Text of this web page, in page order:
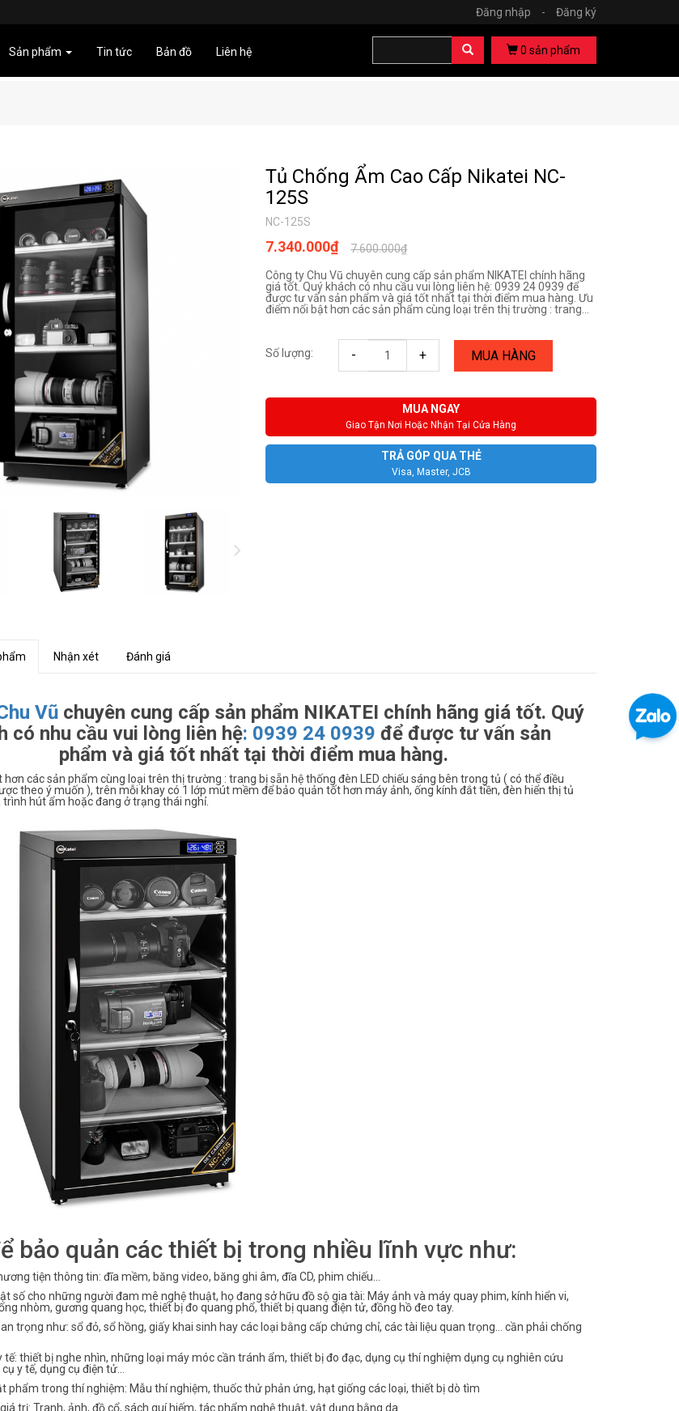
Đăng nhập - Đăng ký
Sản phẩm Tin tức Bản đồ Liên hệ 0 sản phẩm
Tủ Chống Ẩm Cao Cấp Nikatei NC-
125S
NC-125S
7.600.000₫
7.340.000₫
Công ty Chu Vũ chuyên cung cấp sản phẩm NIKATEI chính hãng
giá tốt. Quý khách có nhu cầu vui lòng liên hệ: 0939 24 0939 để
được tư vấn sản phẩm và giá tốt nhất tại thời điểm mua hàng. Ưu
điểm nổi bật hơn các sản phẩm cùng loại trên thị trường : trang...
Số lượng: - + MUA HÀNG
MUA NGAY
Giao Tận Nơi Hoặc Nhận Tại Cửa Hàng
TRẢ GÓP QUA THẺ
Visa, Master, JCB
Nhận xét Đánh giá
Vũ chuyên cung cấp sản phẩm NIKATEI chính hãng giá tốt. Quý
có nhu cầu vui lòng liên hệ: 0939 24 0939 để được tư vấn sản
phẩm và giá tốt nhất tại thời điểm mua hàng.
hơn các sản phẩm cùng loại trên thị trường : trang bị sẵn hệ thống đèn LED chiếu sáng bên trong tủ ( có thể điều
theo ý muốn ), trên mỗi khay có 1 lớp mút mềm để bảo quản tốt hơn máy ảnh, ống kính đắt tiền, đèn hiển thị tủ
hút ẩm hoặc đang ở trạng thái nghỉ.
bảo quản các thiết bị trong nhiều lĩnh vực như:
tiện thông tin: đĩa mềm, băng video, băng ghi âm, đĩa CD, phim chiếu...
số cho những người đam mê nghệ thuật, họ đang sở hữu đồ sộ gia tài: Máy ảnh và máy quay phim, kính hiển vi,
nhòm, gương quang học, thiết bị đo quang phổ, thiết bị quang điện tử, đồng hồ đeo tay.
trọng như: sổ đỏ, sổ hồng, giấy khai sinh hay các loại bằng cấp chứng chỉ, các tài liệu quan trọng... cần phải chống
tế: thiết bị nghe nhìn, những loại máy móc cần tránh ẩm, thiết bị đo đạc, dụng cụ thí nghiệm dụng cụ nghiên cứu
y tế, dụng cụ điện tử...
phẩm trong thí nghiệm: Mẫu thí nghiệm, thuốc thử phản ứng, hạt giống các loại, thiết bị dò tìm
trị: Tranh, ảnh, đồ cổ, sách quí hiếm, tác phẩm nghệ thuật, vật dụng bằng da.